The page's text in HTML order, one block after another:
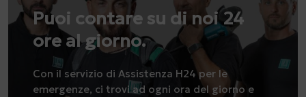
Puoi contare su di noi 24
ore al giorno.
Con il servizio di Assistenza H24 per le
emergenze, ci trovi ad ogni ora del giorno e